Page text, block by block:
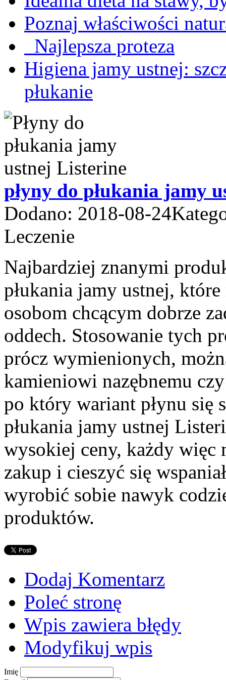
Poznaj właściwości
Najlepsza proteza
Higiena jamy ustnej:
płukanie
płyny do płukania jamy
Dodano: 2018-08-24
Leczenie
Najbardziej znanymi
płukania jamy ustnej,
osobom chcącym dobrze
oddech. Stosowanie tych
prócz wymienionych,
kamieniowi nazębnemu
po który wariant płynu się
płukania jamy ustnej
wysokiej ceny, każdy więc
zakup i cieszyć się
wyrobić sobie nawyk
produktów.
Dodaj Komentarz
Poleć stronę
Wpis zawiera błędy
Modyfikuj wpis
Imię